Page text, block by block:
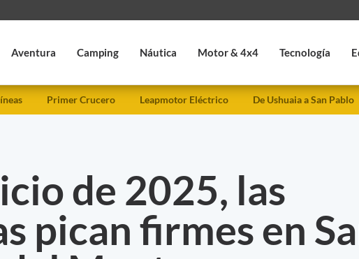
Aventura Camping Náutica Motor & 4x4 Tecnología
Primer Crucero Leapmotor Eléctrico De Ushuaia a San Pablo
de 2025, las
pican firmes en